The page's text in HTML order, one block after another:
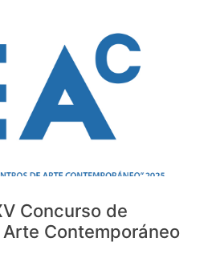
Concurso de
Contemporáneo